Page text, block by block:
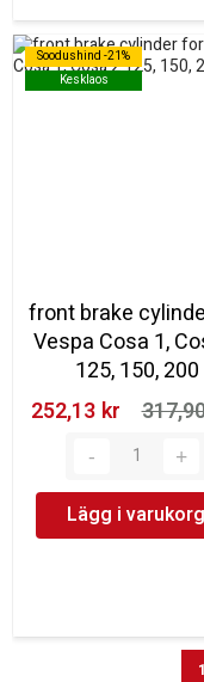
Soodushind -21%
Kesklaos
Soodushind -21%
Kesklaos
front brake
Vespa Cosa 1,
125, 150, 200
252,13 kr‎
Lägg i varukorg
Sida1